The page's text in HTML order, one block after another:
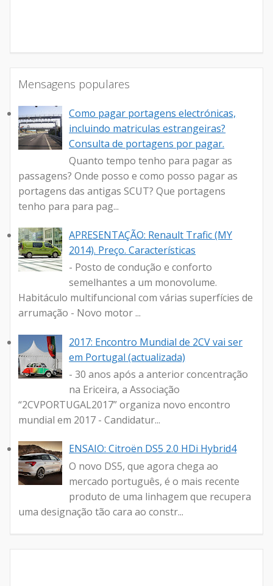
Mensagens populares
Como pagar portagens electrónicas,
incluindo matriculas estrangeiras?
Consulta de portagens por pagar.
Quanto tempo tenho para pagar as
passagens? Onde posso e como posso pagar as
portagens das antigas SCUT? Que portagens
tenho para para pag...
APRESENTAÇÃO: Renault Trafic (MY
2014). Preço. Características
- Posto de condução e conforto
semelhantes a um monovolume.
Habitáculo multifuncional com várias superfícies de
arrumação - Novo motor ...
2017: Encontro Mundial de 2CV vai ser
em Portugal (actualizada)
- 30 anos após a anterior concentração
na Ericeira, a Associação
“2CVPORTUGAL2017” organiza novo encontro
mundial em 2017 - Candidatur...
ENSAIO: Citroën DS5 2.0 HDi Hybrid4
O novo DS5, que agora chega ao
mercado português, é o mais recente
produto de uma linhagem que recupera
uma designação tão cara ao constr...